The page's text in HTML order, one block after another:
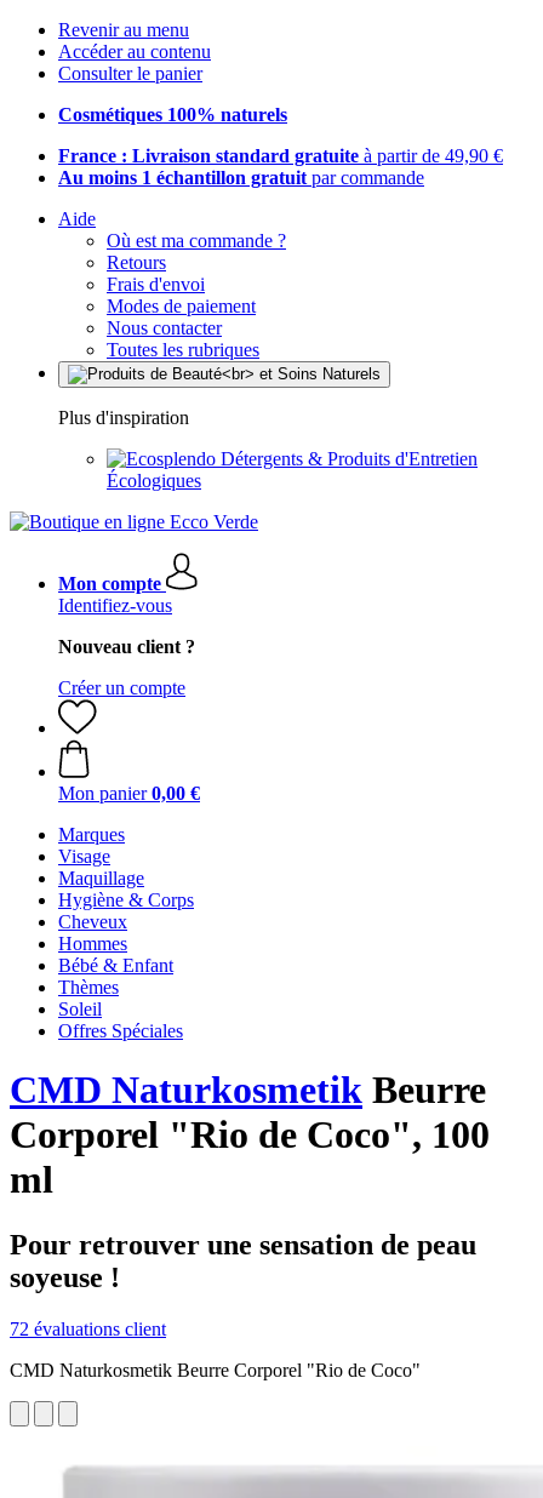
Revenir au menu
Accéder au contenu
Consulter le panier
Cosmétiques 100% naturels
France : Livraison standard gratuite à partir de 49,90 €
Au moins 1 échantillon gratuit par commande
Aide
Où est ma commande ?
Retours
Frais d'envoi
Modes de paiement
Nous contacter
Toutes les rubriques
Plus d'inspiration
Détergents & Produits d'Entretien
Écologiques
Mon compte
Identifiez-vous
Nouveau client ?
Créer un compte
Mon panier 0,00 €
Marques
Visage
Maquillage
Hygiène & Corps
Cheveux
Hommes
Bébé & Enfant
Thèmes
Soleil
Offres Spéciales
CMD Naturkosmetik Beurre
Corporel "Rio de Coco", 100
ml
Pour retrouver une sensation de peau
soyeuse !
72 évaluations client
CMD Naturkosmetik Beurre Corporel "Rio de Coco"